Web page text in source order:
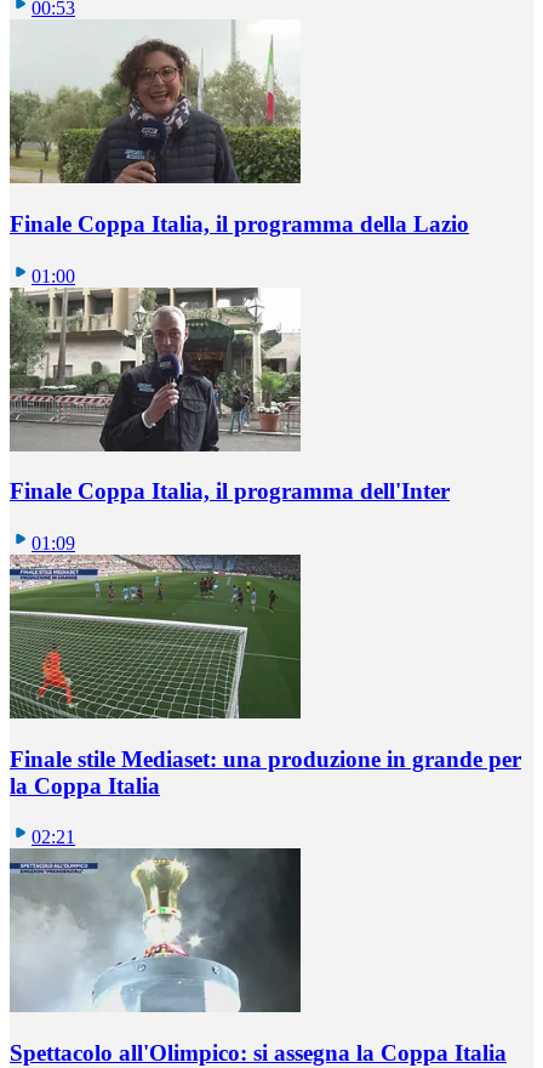
00:53
Finale Coppa Italia, il programma della Lazio
01:00
Finale Coppa Italia, il programma dell'Inter
01:09
Finale stile Mediaset: una produzione in grande per
la Coppa Italia
02:21
Spettacolo all'Olimpico: si assegna la Coppa Italia